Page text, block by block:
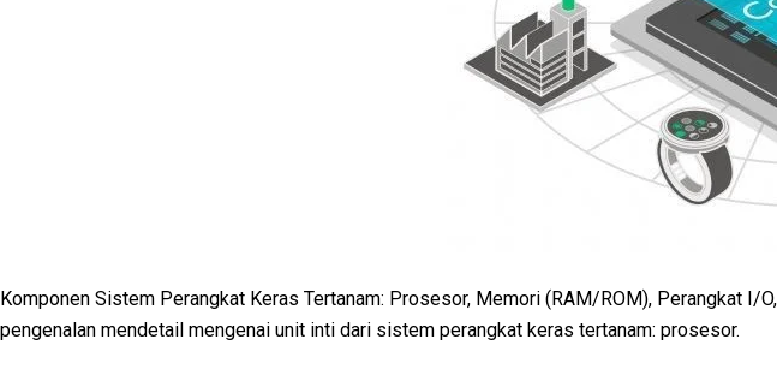
Komponen Sistem Perangkat Keras Tertanam: Prosesor, Memori (RAM/ROM), Perangkat
pengenalan mendetail mengenai unit inti dari sistem perangkat keras tertanam: prosesor.